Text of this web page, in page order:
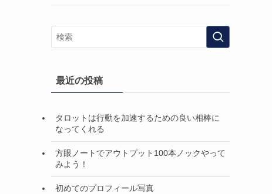
最近の投稿
タロットは行動を加速するための良い相棒に
なってくれる
方眼ノートでアウトプット100本ノックやって
みよう！
初めてのプロフィール写真